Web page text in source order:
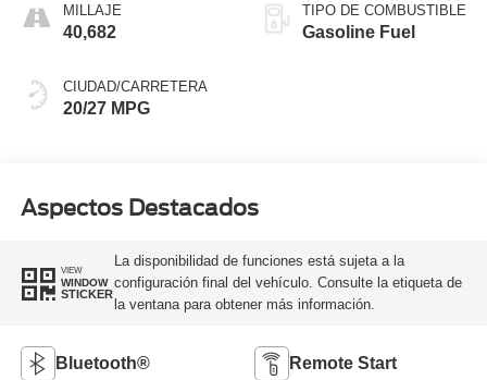
MILLAJE
40,682
CIUDAD/CARRETERA
20/27 MPG
TIPO DE COMBUSTIBLE
Gasoline Fuel
Aspectos Destacados
VIEW
WINDOW
STICKER
La disponibilidad de funciones está sujeta a la
configuración final del vehículo. Consulte la etiqueta de
la ventana para obtener más información.
Bluetooth® Remote Start